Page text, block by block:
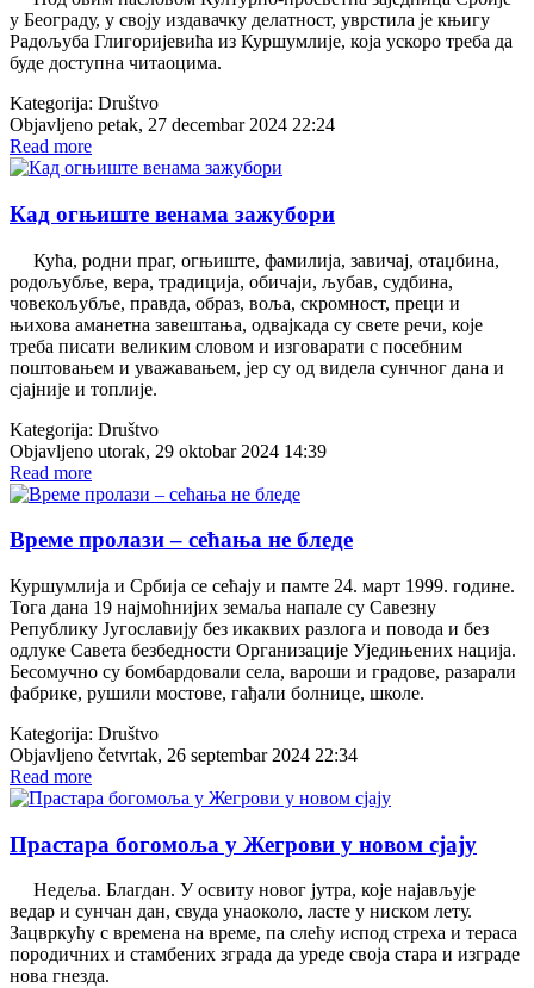
у Београду, у своју издавачку делатност, уврстила је књигу
Радољуба Глигоријевића из Куршумлије, која ускоро треба да
буде доступна читаоцима.
Kategorija: Društvo
Objavljeno petak, 27 decembar 2024 22:24
Read more
Кад огњиште венама зажубори
Кућа, родни праг, огњиште, фамилија, завичај, отаџбина,
родољубље, вера, традиција, обичаји, љубав, судбина,
човекољубље, правда, образ, воља, скромност, преци и
њихова аманетна завештања, одвајкада су свете речи, које
треба писати великим словом и изговарати с посебним
поштовањем и уважавањем, јер су од видела сунчног дана и
сјајније и топлије.
Kategorija: Društvo
Objavljeno utorak, 29 oktobar 2024 14:39
Read more
Време пролази – сећања не бледе
Куршумлија и Србија се сећају и памте 24. март 1999. године.
Тога дана 19 најмоћнијих земаља напале су Савезну
Републику Југославију без икаквих разлога и повода и без
одлуке Савета безбедности Организације Уједињених нација.
Бесомучно су бомбардовали села, вароши и градове, разарали
фабрике, рушили мостове, гађали болнице, школе.
Kategorija: Društvo
Objavljeno četvrtak, 26 septembar 2024 22:34
Read more
Прастара богомоља у Жегрови у новом сјају
Недеља. Благдан. У освиту новог јутра, које најављује
ведар и сунчан дан, свуда унаоколо, ласте у ниском лету.
Зацвркућу с времена на време, па слећу испод стреха и тераса
породичних и стамбених зграда да уреде своја стара и изграде
нова гнезда.